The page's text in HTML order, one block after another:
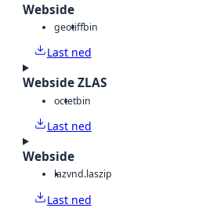
Webside
geotiffbin
Last ned
Webside ZLAS
octetbin
Last ned
Webside
lazvnd.laszip
Last ned